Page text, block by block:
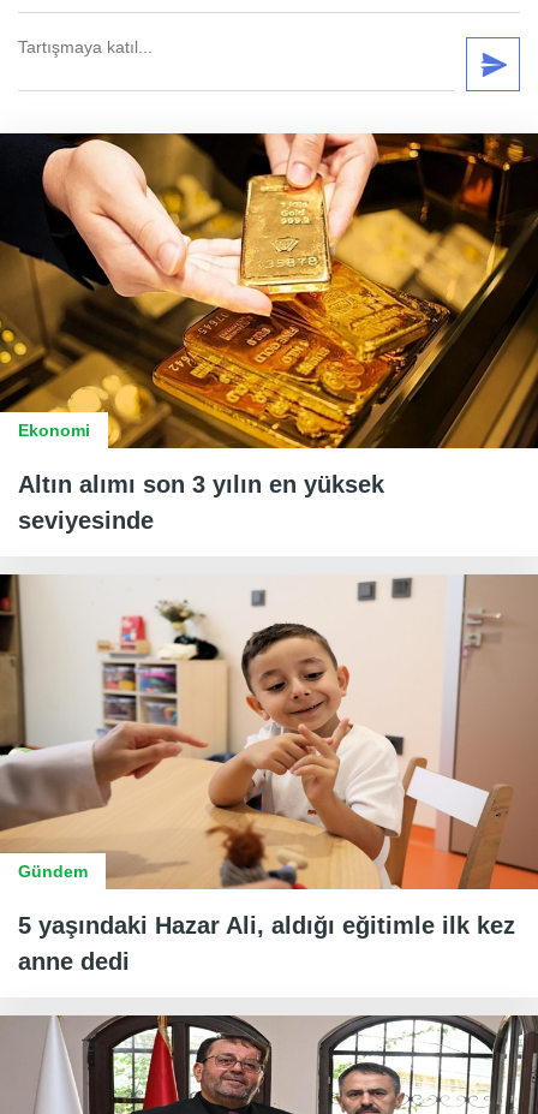
Ekonomi
Altın alımı son 3 yılın en yüksek
seviyesinde
Gündem
5 yaşındaki Hazar Ali, aldığı eğitimle ilk kez
anne dedi